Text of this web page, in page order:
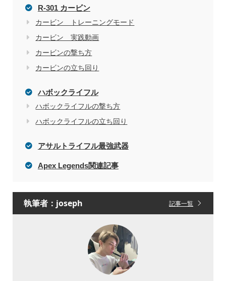
R-301 カービン
カービン トレーニングモード
カービン 実践動画
カービンの撃ち方
カービンの立ち回り
ハボックライフル
ハボックライフルの撃ち方
ハボックライフルの立ち回り
アサルトライフル最強武器
Apex Legends関連記事
執筆者：joseph 記事一覧